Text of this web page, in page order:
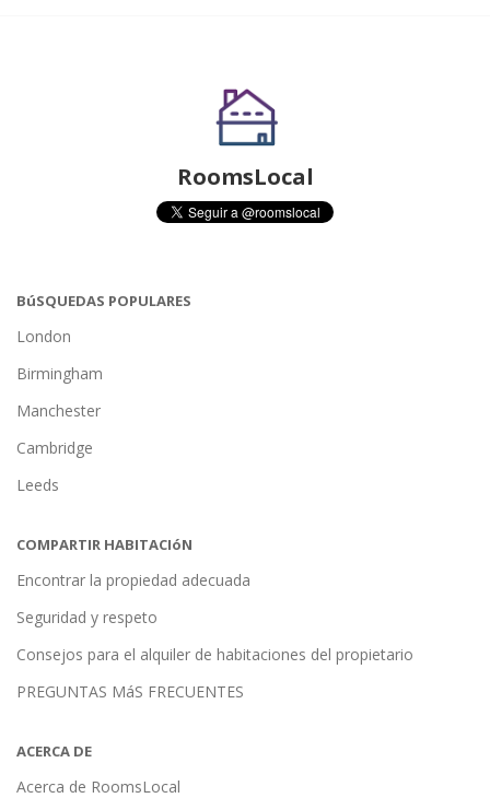
RoomsLocal
BúSQUEDAS POPULARES
London
Birmingham
Manchester
Cambridge
Leeds
COMPARTIR HABITACIóN
Encontrar la propiedad adecuada
Seguridad y respeto
Consejos para el alquiler de habitaciones del propietario
PREGUNTAS MáS FRECUENTES
ACERCA DE
Acerca de RoomsLocal